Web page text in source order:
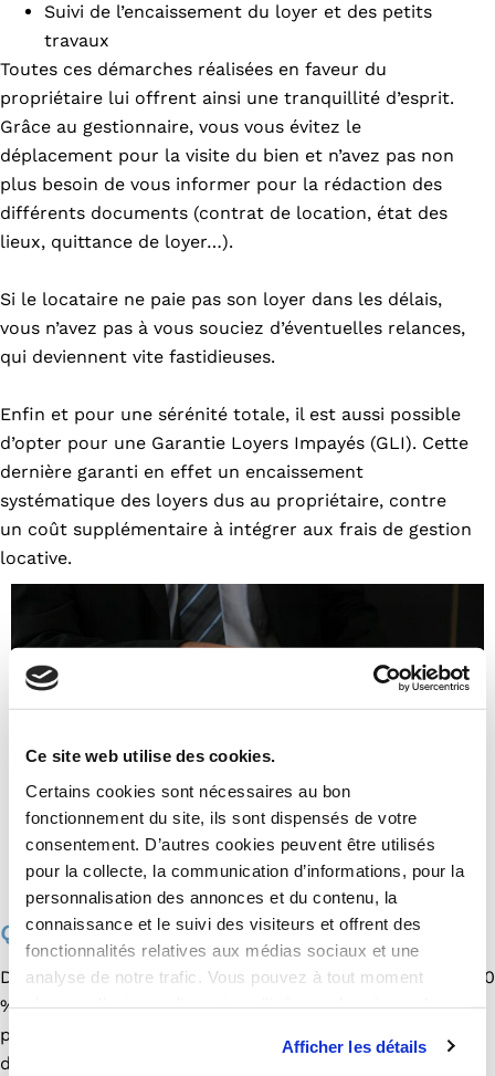
Ce site web utilise des cookies.
Certains cookies sont nécessaires au bon
fonctionnement du site, ils sont dispensés de votre
consentement. D’autres cookies peuvent être utilisés
pour la collecte, la communication d’informations, pour la
personnalisation des annonces et du contenu, la
connaissance et le suivi des visiteurs et offrent des
fonctionnalités relatives aux médias sociaux et une
analyse de notre trafic. Vous pouvez à tout moment
Afficher les détails
Suivi de l’encaissement du loyer et des petits
travaux
Toutes ces démarches réalisées en faveur du
propriétaire lui offrent ainsi une tranquillité d’esprit.
Grâce au gestionnaire, vous vous évitez le
déplacement pour la visite du bien et n’avez pas non
plus besoin de vous informer pour la rédaction des
différents documents (contrat de location, état des
lieux, quittance de loyer…).
Si le locataire ne paie pas son loyer dans les délais,
vous n’avez pas à vous souciez d’éventuelles relances,
qui deviennent vite fastidieuses.
Enfin et pour une sérénité totale, il est aussi possible
d’opter pour une Garantie Loyers Impayés (GLI). Cette
dernière garanti en effet un encaissement
systématique des loyers dus au propriétaire, contre
un coût supplémentaire à intégrer aux frais de gestion
locative.
Quel coût pour la gestion locative ?
De manière générale, ce coût est compris entre 5 % et 10
% du montant des loyers encaissés hors taxes. Celui-ci
peut être définit librement par le prestataire mais
dépend toutefois de plusieurs éléments, dont